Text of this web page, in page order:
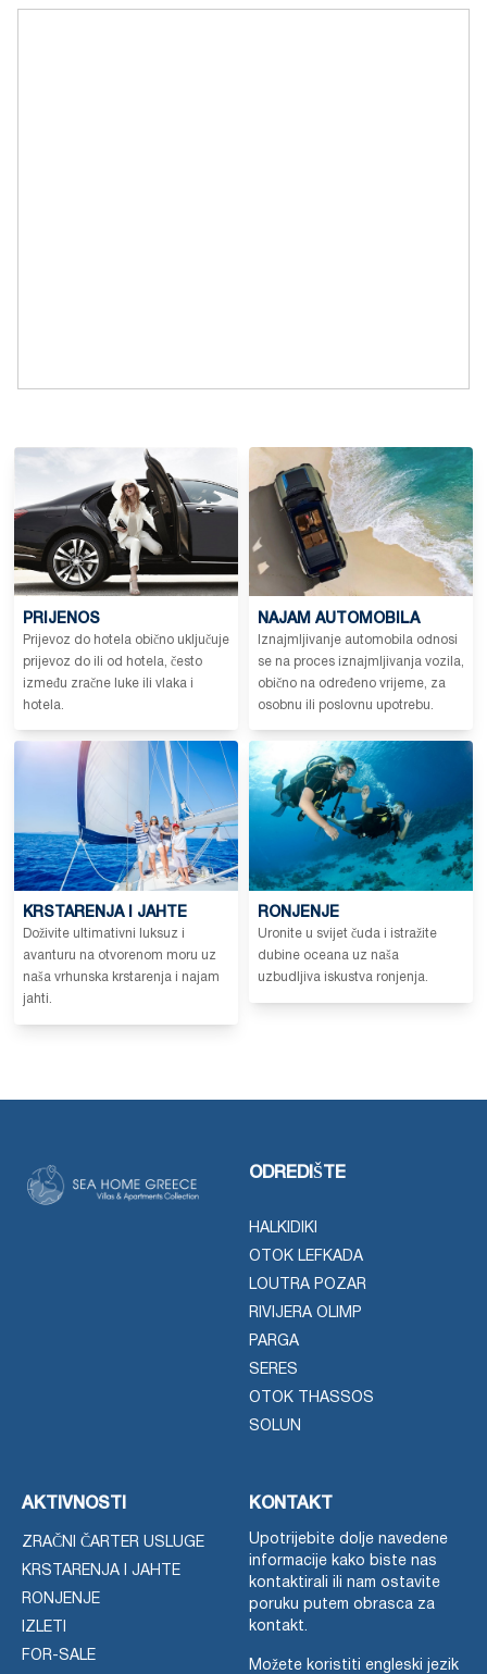
PRIJENOS
Prijevoz do hotela obično uključuje
prijevoz do ili od hotela, često
između zračne luke ili vlaka i
hotela.
NAJAM AUTOMOBILA
Iznajmljivanje automobila odnosi
se na proces iznajmljivanja vozila,
obično na određeno vrijeme, za
osobnu ili poslovnu upotrebu.
KRSTARENJA I JAHTE
Doživite ultimativni luksuz i
avanturu na otvorenom moru uz
naša vrhunska krstarenja i najam
jahti.
RONJENJE
Uronite u svijet čuda i istražite
dubine oceana uz naša
uzbudljiva iskustva ronjenja.
ODREDIŠTE
HALKIDIKI
OTOK LEFKADA
LOUTRA POZAR
RIVIJERA OLIMP
PARGA
SERES
OTOK THASSOS
SOLUN
AKTIVNOSTI
ZRAČNI ČARTER USLUGE
KRSTARENJA I JAHTE
RONJENJE
IZLETI
FOR-SALE
KONTAKT
Upotrijebite dolje navedene
informacije kako biste nas
kontaktirali ili nam ostavite
poruku putem obrasca za
kontakt.
Možete koristiti engleski jezik